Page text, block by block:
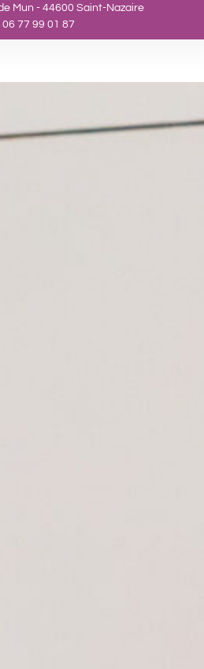
Mun - 44600 Saint-Nazaire
06 77 99 01 87